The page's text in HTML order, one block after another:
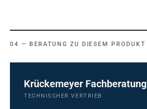
BERATUNG ZU DIESEM PRODUKT
Krückemeyer Fachberatung
TECHNISCHER VERTRIEB